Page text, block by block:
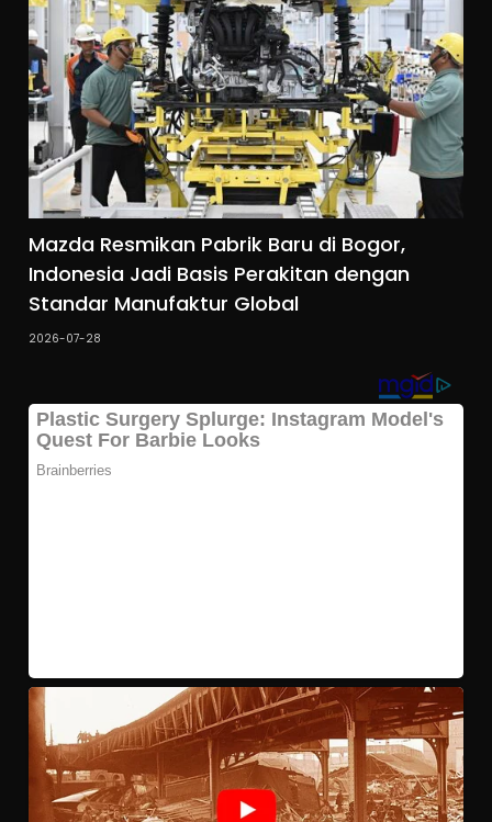
Mazda Resmikan Pabrik Baru di Bogor,
Indonesia Jadi Basis Perakitan dengan
Standar Manufaktur Global
2026-07-28